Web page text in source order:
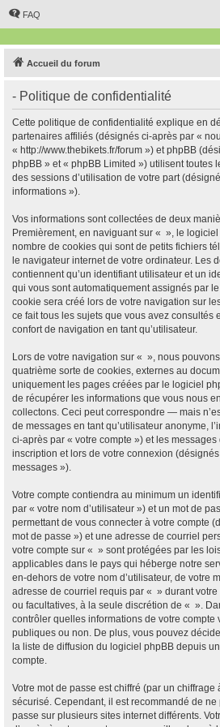
FAQ
Accueil du forum
- Politique de confidentialité
Cette politique de confidentialité explique en
partenaires affiliés (désignés ci-après par «
« http://www.thebikets.fr/forum ») et phpBB
phpBB » et « phpBB Limited ») utilisent toutes
des sessions d’utilisation de votre part
informations »).
Vos informations sont collectées de deux
Premièrement, en naviguant sur « », le
nombre de cookies qui sont de petits fichiers
le navigateur internet de votre ordinateur. Les
contiennent qu’un identifiant utilisateur et un
qui vous sont automatiquement assignés par
cookie sera créé lors de votre navigation sur
ce fait tous les sujets que vous avez consultés
confort de navigation en tant qu’utilisateur.
Lors de votre navigation sur « », nous
quatrième sorte de cookies, externes au
uniquement les pages créées par le logiciel
de récupérer les informations que vous nous
collectons. Ceci peut correspondre — mais
de messages en tant qu’utilisateur anonyme,
ci-après par « votre compte ») et les
inscription et lors de votre connexion
messages »).
Votre compte contiendra au minimum un
par « votre nom d’utilisateur ») et un mot de
permettant de vous connecter à votre compte
mot de passe ») et une adresse de courriel
votre compte sur « » sont protégées par les
applicables dans le pays qui héberge notre
en-dehors de votre nom d’utilisateur, de votre
adresse de courriel requis par « » durant
ou facultatives, à la seule discrétion de « ».
contrôler quelles informations de votre compte
publiques ou non. De plus, vous pouvez
la liste de diffusion du logiciel phpBB depuis
compte.
Votre mot de passe est chiffré (par un chiffrage
sécurisé. Cependant, il est recommandé de
passe sur plusieurs sites internet différents.